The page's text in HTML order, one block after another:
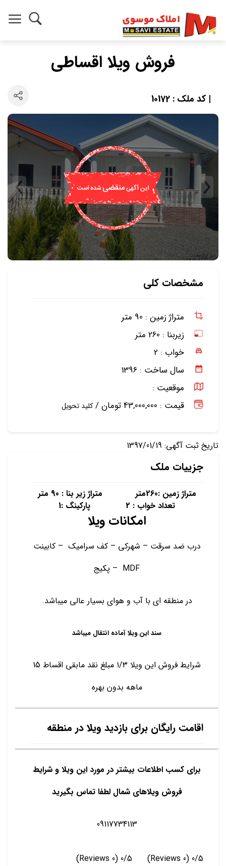
فروش ویلا اقساطی
| کد ملک : 10172
مشخصات کلی
متراژ زمین : 90 متر
زیربنا : 260 متر
خواب : 2
سال ساخت : 1396
موقعیت :
قیمت : 43,000,000 تومان /
کلید تحویل
تاریخ ثبت آگهی: 1397/01/19
جزییات ملک
متراژ زمین :260متر متراژ زیر بنا : 90 متر
تعداد خواب : 2 پارکینگ :1
امکانات ویلا
درب ضد سرقت – شهرکی – کف سرامیک – کابینت
MDF – پکیج
در منطقه ای با آب و هوای بسیار عالی میباشد.
سند این ویلا آماده انتقال میباشد
شرایط فروش این ویلا ۱/۳ مبلغ نقد مابقی اقساط 15
ماهه بدون بهره
اقامت رایگان برای بازدید ویلا در منطقه
برای کسب اطلاعات بیشتر در مورد این ویلا و شرایط
فروش ویلاهای شمال لطفا تماس بگیرید
09117734113
0/5
(0 Reviews)
0/5
(0 Reviews)